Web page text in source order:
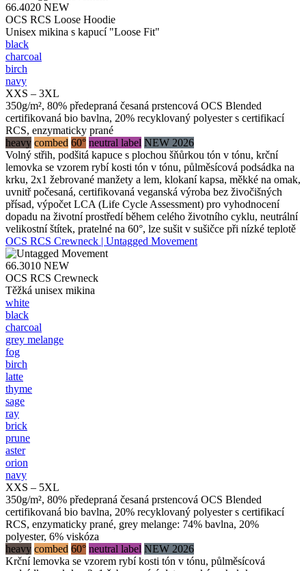
66.4020 NEW
OCS RCS Loose Hoodie
Unisex mikina s kapucí "Loose Fit"
black
charcoal
birch
navy
XXS – 3XL
350g/m², 80% předepraná česaná prstencová OCS Blended
certifikovaná bio bavlna, 20% recyklovaný polyester s certifikací
RCS, enzymaticky prané
heavy combed 60° neutral label NEW 2026
Volný střih, podšitá kapuce s plochou šňůrkou tón v tónu, krční
lemovka se vzorem rybí kosti tón v tónu, půlměsícová podsádka na
krku, 2x1 žebrované manžety a lem, klokaní kapsa, měkké na omak,
uvnitř počesaná, certifikovaná veganská výroba bez živočišných
přísad, výpočet LCA (Life Cycle Assessment) pro vyhodnocení
dopadu na životní prostředí během celého životního cyklu, neutrální
velikostní štítek, pratelné na 60°, lze sušit v sušičce při nízké teplotě
OCS RCS Crewneck | Untagged Movement
66.3010 NEW
OCS RCS Crewneck
Těžká unisex mikina
white
black
charcoal
grey melange
fog
birch
latte
thyme
sage
ray
brick
prune
aster
orion
navy
XXS – 5XL
350g/m², 80% předepraná česaná prstencová OCS Blended
certifikovaná bio bavlna, 20% recyklovaný polyester s certifikací
RCS, enzymaticky prané, grey melange: 74% bavlna, 20%
polyester, 6% viskóza
heavy combed 60° neutral label NEW 2026
Krční lemovka se vzorem rybí kosti tón v tónu, půlměsícová